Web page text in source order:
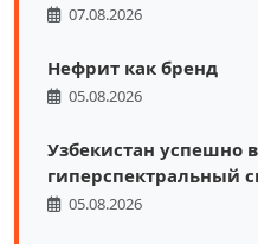
07.08.2026
Нефрит как бренд
05.08.2026
Узбекистан успешно
гиперспектральный
05.08.2026